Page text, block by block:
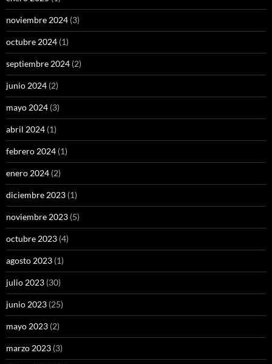
noviembre 2024 (3)
octubre 2024 (1)
septiembre 2024 (2)
junio 2024 (2)
mayo 2024 (3)
abril 2024 (1)
febrero 2024 (1)
enero 2024 (2)
diciembre 2023 (1)
noviembre 2023 (5)
octubre 2023 (4)
agosto 2023 (1)
julio 2023 (30)
junio 2023 (25)
mayo 2023 (2)
marzo 2023 (3)